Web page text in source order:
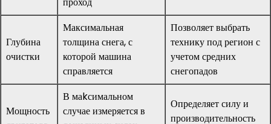
Глубина
очистки
Максимальная
толщина снега, с
которой машина
справляется
Позволяет выбрать
технику под регион с
учетом средних
снегопадов
Мощность
В маkсимальном
случае измеряется в
Определяет силу и
производительность